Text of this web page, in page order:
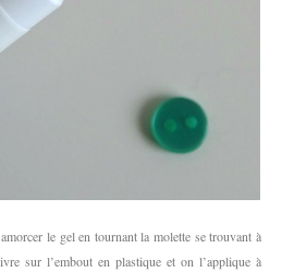
le gel en tournant la molette se trouvant à
sur l’embout en plastique et on l’applique à